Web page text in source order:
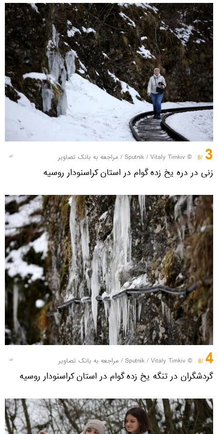
3
/8
© Sputnik / Vitaly Timkiv
/ مراجعه به بانک تصاویر
زنی در دره یخ زده گوام در استان کراسنودار روسیه
4
/8
© Sputnik / Vitaly Timkiv
/ مراجعه به بانک تصاویر
گردشگران در تنگه یخ زده گوام در استان کراسنودار روسیه